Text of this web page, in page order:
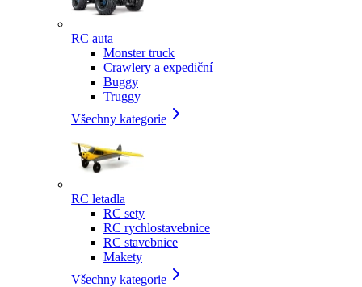
RC auta
Monster truck
Crawlery a expediční
Buggy
Truggy
Všechny kategorie
RC letadla
RC sety
RC rychlostavebnice
RC stavebnice
Makety
Všechny kategorie